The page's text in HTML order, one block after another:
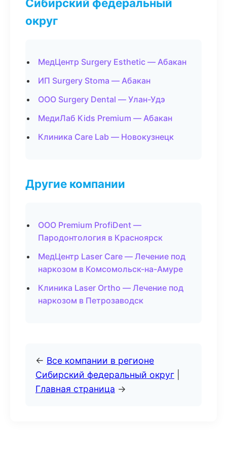
Сибирский федеральный
округ
МедЦентр Surgery Esthetic — Абакан
ИП Surgery Stoma — Абакан
ООО Surgery Dental — Улан-Удэ
МедиЛаб Kids Premium — Абакан
Клиника Care Lab — Новокузнецк
Другие компании
ООО Premium ProfiDent —
Пародонтология в Красноярск
МедЦентр Laser Care — Лечение под
наркозом в Комсомольск-на-Амуре
Клиника Laser Ortho — Лечение под
наркозом в Петрозаводск
← Все компании в регионе
Сибирский федеральный округ
Главная страница →